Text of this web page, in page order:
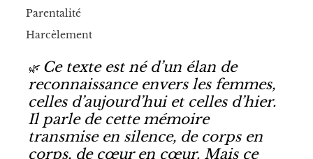
Parentalité
Harcèlement
🌿 Ce texte est né d’un élan de
reconnaissance envers les femmes,
celles d’aujourd’hui et celles d’hier.
Il parle de cette mémoire
transmise en silence, de corps en
corps, de cœur en cœur. Mais ce